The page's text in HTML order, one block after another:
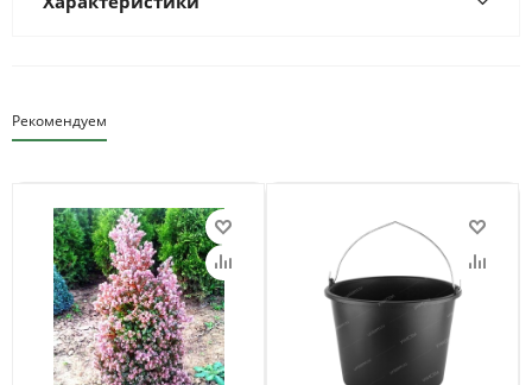
Рекомендуем